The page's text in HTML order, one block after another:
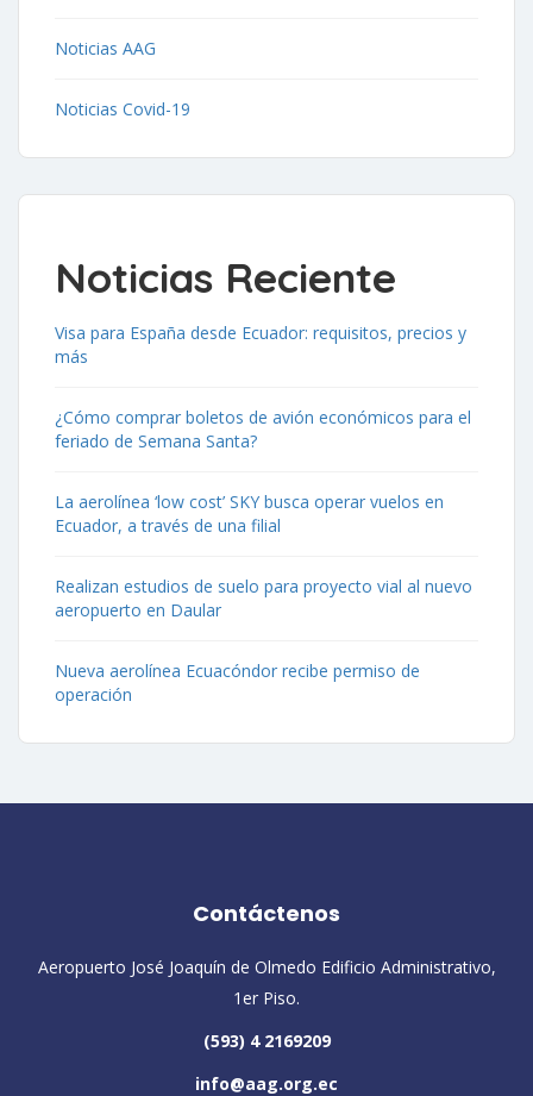
Noticias AAG
Noticias Covid-19
Noticias Reciente
Visa para España desde Ecuador: requisitos, precios y
más
¿Cómo comprar boletos de avión económicos para el
feriado de Semana Santa?
La aerolínea ‘low cost’ SKY busca operar vuelos en
Ecuador, a través de una filial
Realizan estudios de suelo para proyecto vial al nuevo
aeropuerto en Daular
Nueva aerolínea Ecuacóndor recibe permiso de
operación
Contáctenos
Aeropuerto José Joaquín de Olmedo Edificio Administrativo,
1er Piso.
(593) 4 2169209
info@aag.org.ec